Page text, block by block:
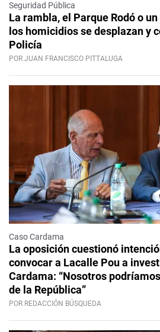
Seguridad Pública
La rambla, el Parque Rodó o
los homicidios se desplazan y
Policía
POR JUAN FRANCISCO PITTALUGA
Caso Cardama
La oposición cuestionó
convocar a Lacalle Pou a
Cardama: “Nosotros
de la República”
POR REDACCIÓN BÚSQUEDA